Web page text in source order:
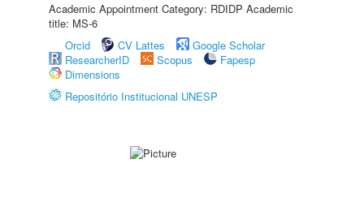
Academic Appointment Category: RDIDP Academic
title: MS-6
Orcid
CV Lattes
Google Scholar
ResearcherID
Scopus
Fapesp
Dimensions
Repositório Institucional UNESP